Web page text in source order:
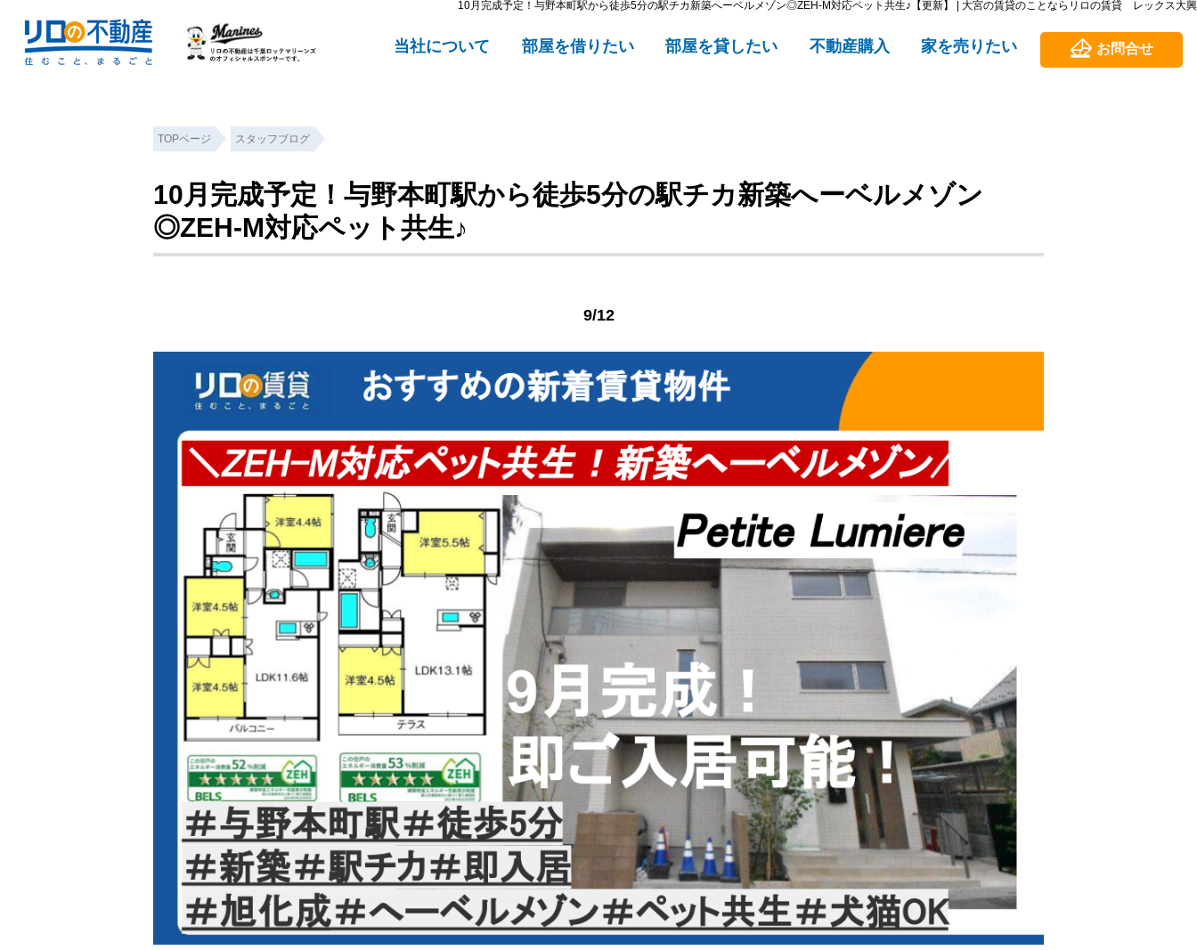
10月完成予定！与野本町駅から徒歩5分の駅チカ新築へーベルメゾン◎ZEH-M対応ペット共生♪【更新】 | 大宮の賃貸のことならリロの賃貸 レックス大興
当社について 部屋を借りたい 部屋を貸したい 不動産購入 家を売りたい お問合せ
TOPページ スタッフブログ
10月完成予定！与野本町駅から徒歩5分の駅チカ新築へーベルメゾン
◎ZEH-M対応ペット共生♪
9/12